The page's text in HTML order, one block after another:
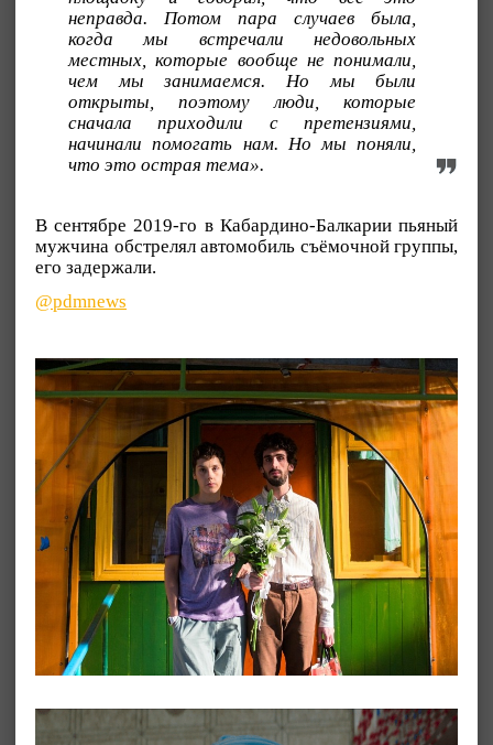
неправда. Потом пара случаев была,
когда мы встречали недовольных
местных, которые вообще не понимали,
чем мы занимаемся. Но мы были
открыты, поэтому люди, которые
сначала приходили с претензиями,
начинали помогать нам. Но мы поняли,
что это острая тема».
В сентябре 2019-го в Кабардино-Балкарии пьяный
мужчина обстрелял автомобиль съёмочной группы,
его задержали.
@pdmnews